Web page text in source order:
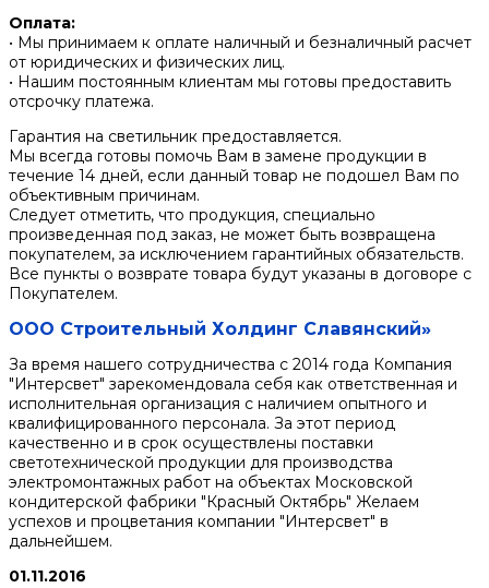
Оплата:
• Мы принимаем к оплате наличный и безналичный расчет
от юридических и физических лиц.
• Нашим постоянным клиентам мы готовы предоставить
отсрочку платежа.
Гарантия на светильник предоставляется.
Мы всегда готовы помочь Вам в замене продукции в
течение 14 дней, если данный товар не подошел Вам по
объективным причинам.
Следует отметить, что продукция, специально
произведенная под заказ, не может быть возвращена
покупателем, за исключением гарантийных обязательств.
Все пункты о возврате товара будут указаны в договоре с
Покупателем.
ООО Строительный Холдинг Славянский»
За время нашего сотрудничества с 2014 года Компания
"Интерсвет" зарекомендовала себя как ответственная и
исполнительная организация с наличием опытного и
квалифицированного персонала. За этот период
качественно и в срок осуществлены поставки
светотехнической продукции для производства
электромонтажных работ на объектах Московской
кондитерской фабрики "Красный Октябрь" Желаем
успехов и процветания компании "Интерсвет" в
дальнейшем.
01.11.2016